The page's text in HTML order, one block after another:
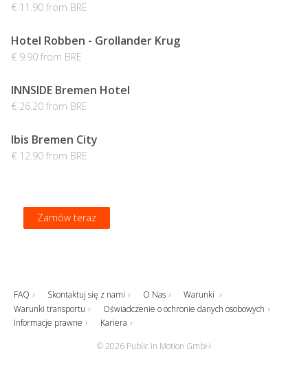
€ 11.90 from BRE
Zamów teraz
Hotel Robben - Grollander Krug
€ 9.90 from BRE
Zamów teraz
INNSIDE Bremen Hotel
€ 26.20 from BRE
Zamów teraz
Ibis Bremen City
€ 12.90 from BRE
Zamów teraz
FAQ Skontaktuj się z nami O Nas
Warunki
Warunki transportu
Oświadczenie o ochronie danych osobowych
Informacje prawne
Kariera
© 2026 Public in Motion GmbH